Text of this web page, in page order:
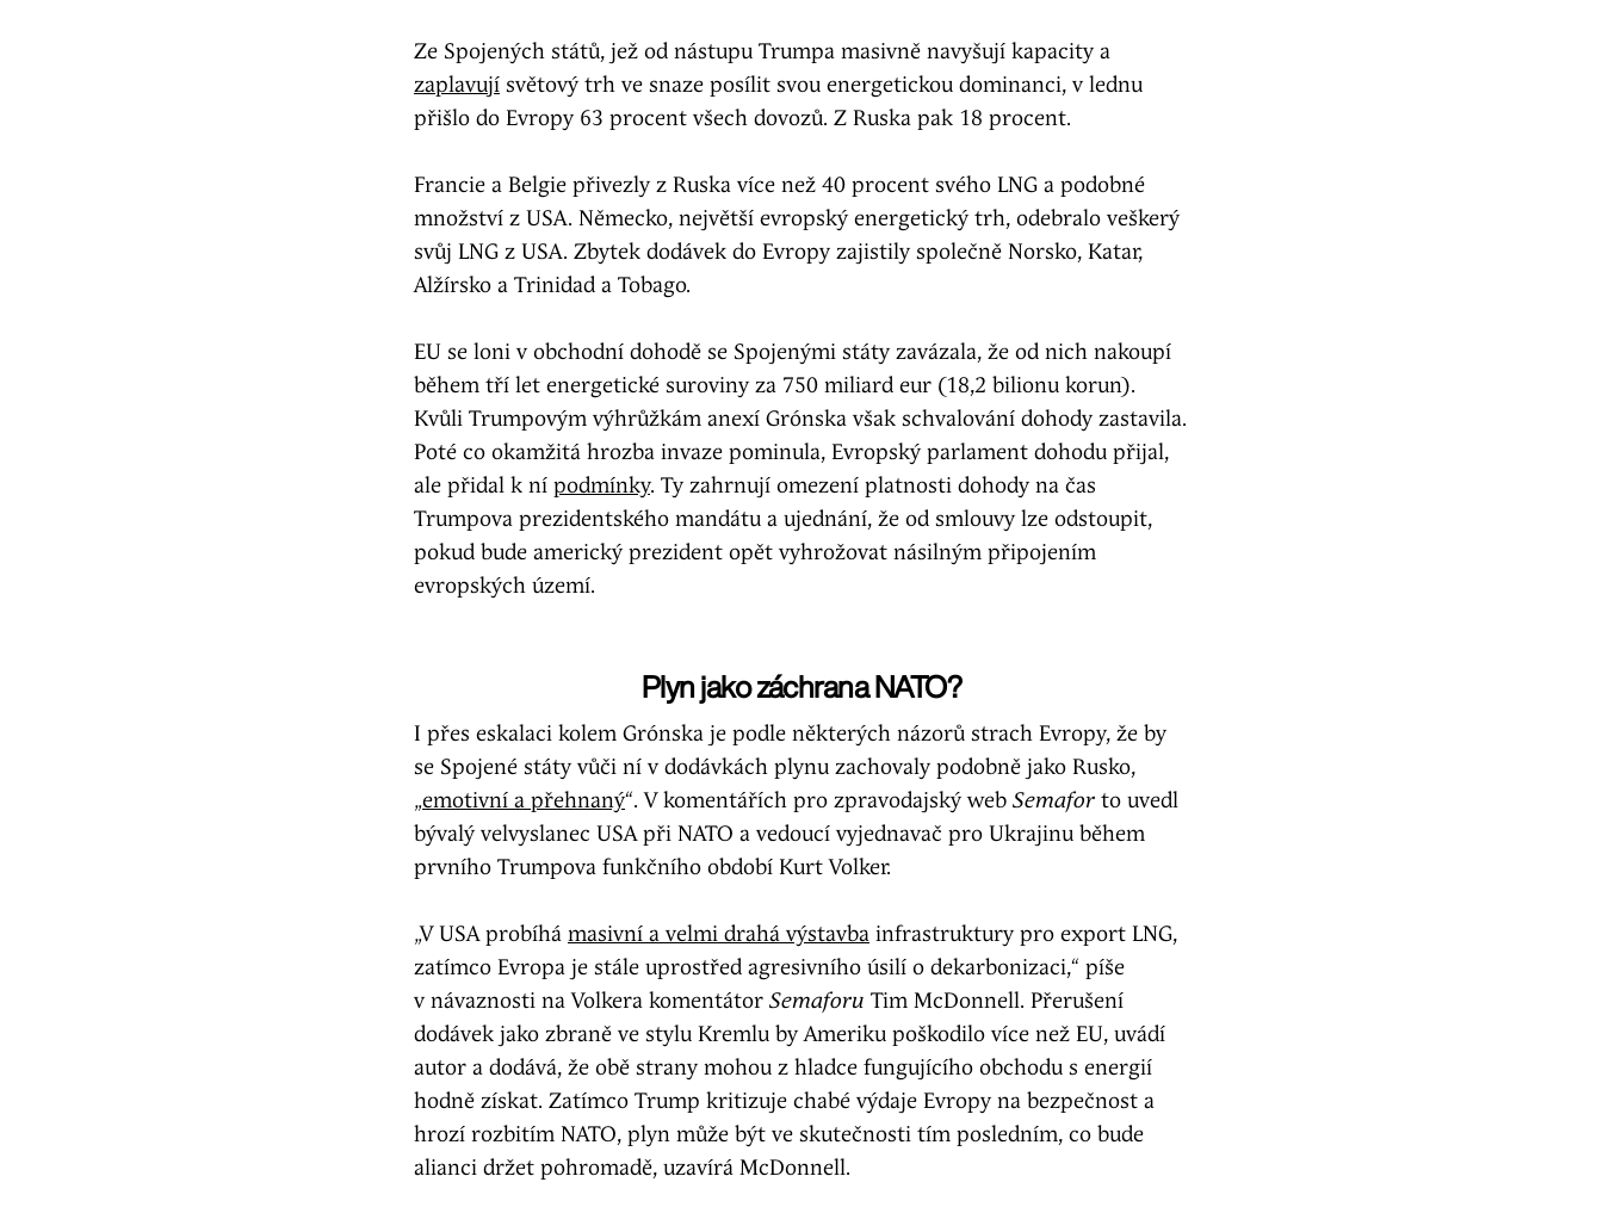
Ze Spojených států, jež od nástupu Trumpa masivně navyšují kapacity a
zaplavují světový trh ve snaze posílit svou energetickou dominanci, v lednu
přišlo do Evropy 63 procent všech dovozů. Z Ruska pak 18 procent.
Francie a Belgie přivezly z Ruska více než 40 procent svého LNG a podobné
množství z USA. Německo, největší evropský energetický trh, odebralo veškerý
svůj LNG z USA. Zbytek dodávek do Evropy zajistily společně Norsko, Katar,
Alžírsko a Trinidad a Tobago.
EU se loni v obchodní dohodě se Spojenými státy zavázala, že od nich nakoupí
během tří let energetické suroviny za 750 miliard eur (18,2 bilionu korun).
Kvůli Trumpovým výhrůžkám anexí Grónska však schvalování dohody zastavila.
Poté co okamžitá hrozba invaze pominula, Evropský parlament dohodu přijal,
ale přidal k ní podmínky. Ty zahrnují omezení platnosti dohody na čas
Trumpova prezidentského mandátu a ujednání, že od smlouvy lze odstoupit,
pokud bude americký prezident opět vyhrožovat násilným připojením
evropských území.
Plyn jako záchrana NATO?
I přes eskalaci kolem Grónska je podle některých názorů strach Evropy, že by
se Spojené státy vůči ní v dodávkách plynu zachovaly podobně jako Rusko,
„emotivní a přehnaný“. V komentářích pro zpravodajský web Semafor to uvedl
bývalý velvyslanec USA při NATO a vedoucí vyjednavač pro Ukrajinu během
prvního Trumpova funkčního období Kurt Volker.
„V USA probíhá masivní a velmi drahá výstavba infrastruktury pro export LNG,
zatímco Evropa je stále uprostřed agresivního úsilí o dekarbonizaci,“ píše
v návaznosti na Volkera komentátor Semaforu Tim McDonnell. Přerušení
dodávek jako zbraně ve stylu Kremlu by Ameriku poškodilo více než EU, uvádí
autor a dodává, že obě strany mohou z hladce fungujícího obchodu s energií
hodně získat. Zatímco Trump kritizuje chabé výdaje Evropy na bezpečnost a
hrozí rozbitím NATO, plyn může být ve skutečnosti tím posledním, co bude
alianci držet pohromadě, uzavírá McDonnell.